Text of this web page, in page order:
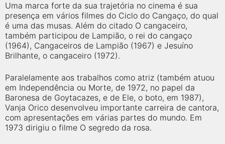
Uma marca forte da sua trajetória no cinema é sua
presença em vários filmes do Ciclo do Cangaço, do qual
é uma das musas. Além do citado O cangaceiro,
também participou de Lampião, o rei do cangaço
(1964), Cangaceiros de Lampião (1967) e Jesuíno
Brilhante, o cangaceiro (1972).
Paralelamente aos trabalhos como atriz (também atuou
em Independência ou Morte, de 1972, no papel da
Baronesa de Goytacazes, e de Ele, o boto, em 1987),
Vanja Orico desenvolveu importante carreira de cantora,
com apresentações em várias partes do mundo. Em
1973 dirigiu o filme O segredo da rosa.